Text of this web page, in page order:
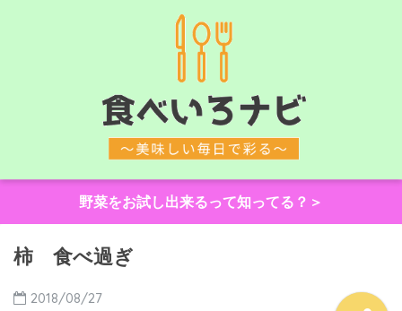
野菜をお試し出来るって知ってる？＞
柿 食べ過ぎ
2018/08/27